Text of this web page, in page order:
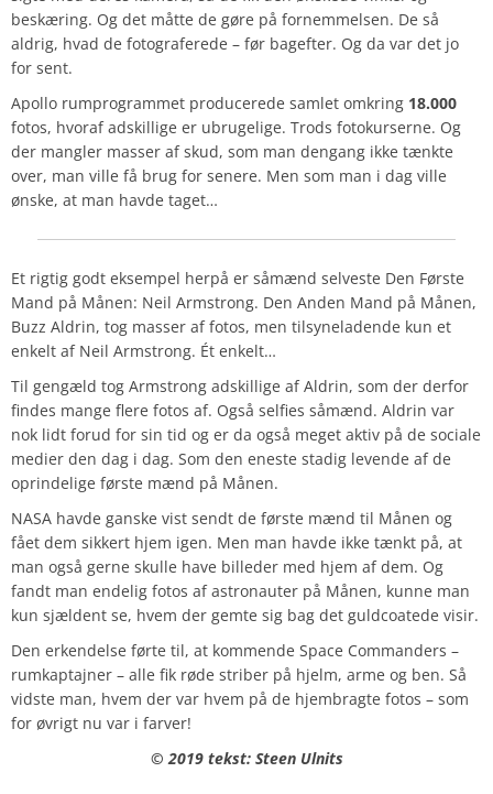
beskæring. Og det måtte de gøre på fornemmelsen. De så
aldrig, hvad de fotograferede – før bagefter. Og da var det jo
for sent.
Apollo rumprogrammet producerede samlet omkring 18.000
fotos, hvoraf adskillige er ubrugelige. Trods fotokurserne. Og
der mangler masser af skud, som man dengang ikke tænkte
over, man ville få brug for senere. Men som man i dag ville
ønske, at man havde taget…
Et rigtig godt eksempel herpå er såmænd selveste Den Første
Mand på Månen: Neil Armstrong. Den Anden Mand på Månen,
Buzz Aldrin, tog masser af fotos, men tilsyneladende kun et
enkelt af Neil Armstrong. Ét enkelt…
Til gengæld tog Armstrong adskillige af Aldrin, som der derfor
findes mange flere fotos af. Også selfies såmænd. Aldrin var
nok lidt forud for sin tid og er da også meget aktiv på de sociale
medier den dag i dag. Som den eneste stadig levende af de
oprindelige første mænd på Månen.
NASA havde ganske vist sendt de første mænd til Månen og
fået dem sikkert hjem igen. Men man havde ikke tænkt på, at
man også gerne skulle have billeder med hjem af dem. Og
fandt man endelig fotos af astronauter på Månen, kunne man
kun sjældent se, hvem der gemte sig bag det guldcoatede visir.
Den erkendelse førte til, at kommende Space Commanders –
rumkaptajner – alle fik røde striber på hjelm, arme og ben. Så
vidste man, hvem der var hvem på de hjembragte fotos – som
for øvrigt nu var i farver!
© 2019 tekst: Steen Ulnits